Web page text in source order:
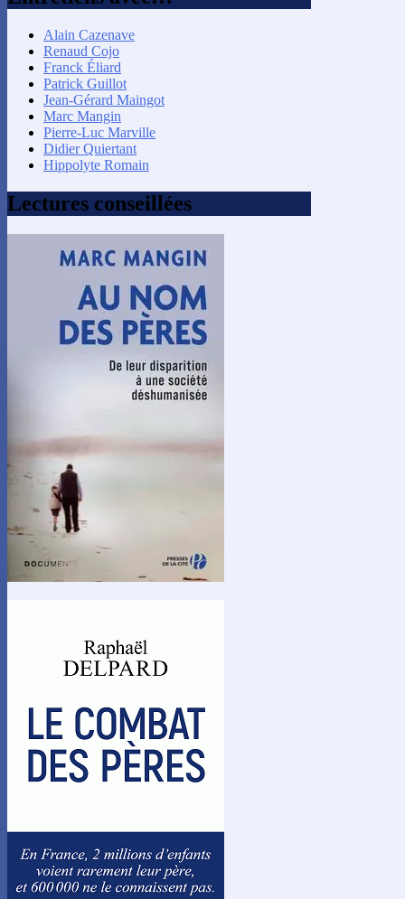
Alain Cazenave
Renaud Cojo
Franck Éliard
Patrick Guillot
Jean-Gérard Maingot
Marc Mangin
Pierre-Luc Marville
Didier Quiertant
Hippolyte Romain
Lectures conseillées